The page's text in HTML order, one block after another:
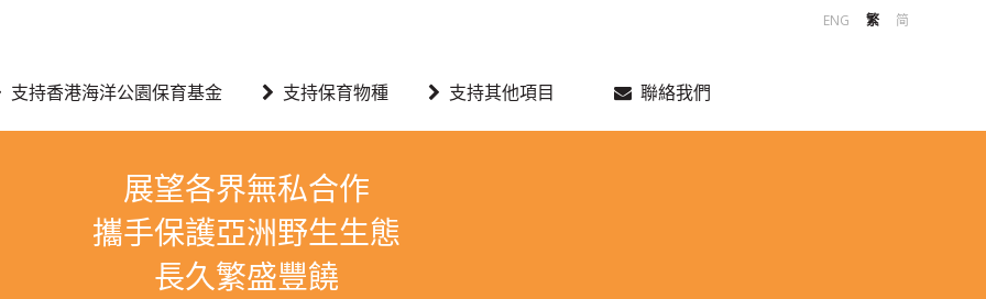
Language
ENG 繁 简
支持香港海洋公園保育基金 支持保育物種 支持其他項目 聯絡我們
展望各界無私合作
攜手保護亞洲野生生態
長久繁盛豐饒